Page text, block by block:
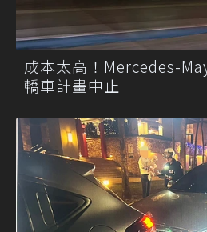
成本太高！Mercedes-
轎車計畫中止